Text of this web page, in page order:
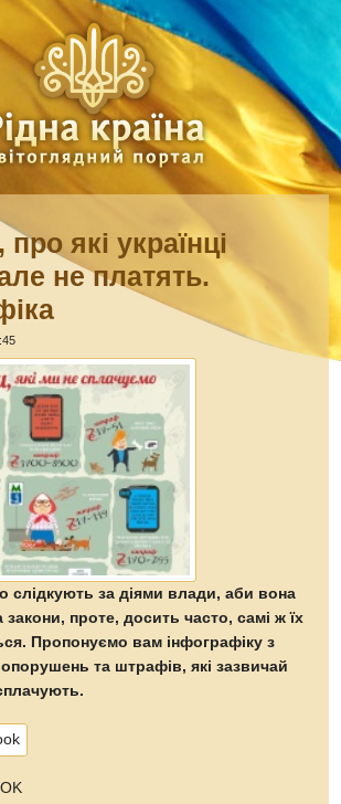
які українці
не платять.
слідкують за діями влади, аби вона
проте, досить часто, самі ж їх
Пропонуємо вам інфографіку з
та штрафів, які зазвичай